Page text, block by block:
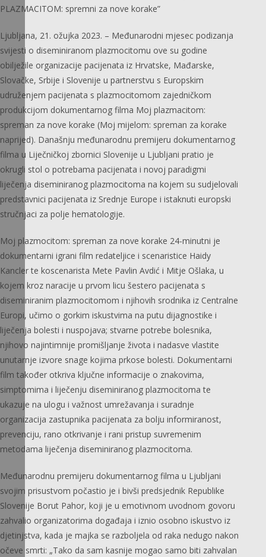
PLAZMACITOM: spremni za nove korake”
Ljubljana, 21. ožujka 2023. – Međunarodni mjesec podizanja
svijesti o diseminiranom plazmocitomu ove su godine
obilježile organizacije pacijenata iz Hrvatske, Mađarske,
Slovačke, Srbije i Slovenije u partnerstvu s Europskim
udruženjem pacijenata s plazmocitomom zajedničkom
produkcijom dokumentarnog filma Moj plazmacitom:
spreman za nove korake (Moj mijelom: spreman za korake
naprijed). Današnju međunarodnu premijeru dokumentarnog
filma u Liječničkoj zbornici Slovenije u Ljubljani pratio je
okrugli stol o potrebama pacijenata i novoj paradigmi
liječenja diseminiranog plazmocitoma na kojem su sudjelovali
predstavnici pacijenata iz Srednje Europe i istaknuti europski
stručnjaci za polje hematologije.
Moj plazmocitom: spreman za nove korake 24-minutni je
dokumentarni igrani film redateljice i scenaristice Haidy
Kancler te koscenarista Mete Pavlin Avdić i Mitje Ošlaka, u
kojem kroz naracije u prvom licu šestero pacijenata s
diseminiranim plazmocitomom i njihovih srodnika iz Centralne
Europi, učimo o gorkim iskustvima na putu dijagnostike i
liječenja bolesti i nuspojava; stvarne potrebe bolesnika,
njihovo najintimnije promišljanje života i nadasve vlastite
unutarnje izvore snage kojima prkose bolesti. Dokumentarni
film također otkriva ključne informacije o znakovima,
simptomima i liječenju diseminiranog plazmocitoma te
ukazuje na ulogu i važnost umrežavanja i suradnje
organizacija zastupnika pacijenata za bolju informiranost,
prevenciju, rano otkrivanje i rani pristup suvremenim
metodama liječenja diseminiranog plazmocitoma.
Međunarodnu premijeru dokumentarnog filma u Ljubljani
svojim prisustvom počastio je i bivši predsjednik Republike
Slovenije Borut Pahor, koji je u emotivnom uvodnom govoru
zahvalio organizatorima događaja i iznio osobno iskustvo iz
djetinjstva, kada je majka se razboljela od raka nedugo nakon
očeve smrti: „Tako da sam kasnije mogao samo biti zahvalan